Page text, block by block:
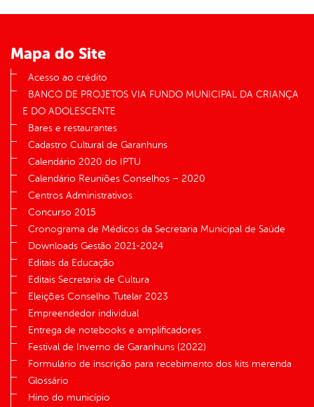
Mapa do Site
Acesso ao crédito
BANCO DE PROJETOS VIA FUNDO MUNICIPAL DA CRIANÇA
E DO ADOLESCENTE
Bares e restaurantes
Cadastro Cultural de Garanhuns
Calendário 2020 do IPTU
Calendário Reuniões Conselhos – 2020
Centros Administrativos
Concurso 2015
Cronograma de Médicos da Secretaria Municipal de Saúde
Downloads Gestão 2021-2024
Editais da Educação
Editais Secretaria de Cultura
Eleições Conselho Tutelar 2023
Empreendedor individual
Entrega de notebooks e amplificadores
Festival de Inverno de Garanhuns (2022)
Formulário de inscrição para recebimento dos kits merenda
Glossário
Hino do município